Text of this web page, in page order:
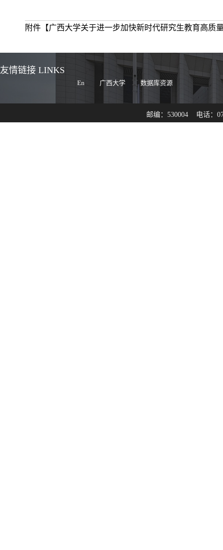
附件【广西大学关于进一步加快新时代研究生教育高质
友情链接 LINKS
En 广西大学 数据库资源
邮编：530004 电话：